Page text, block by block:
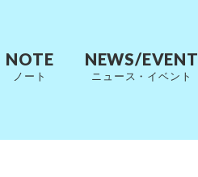
NOTE
ノート
NEWS/EVENT
ニュース・イベント